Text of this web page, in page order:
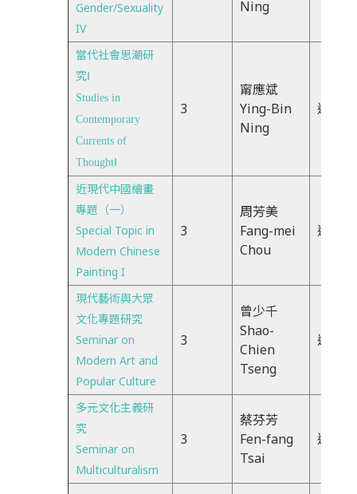
Gender/Sexuality
IV
Ning
當代社會思潮研
究
Studies in
Contemporary
Currents of
Thought
3
甯應斌
Ying-Bin
Ning
週四
近現代中國繪畫
專題（一）
Special Topic in
Modern Chinese
Painting I
3
周芳美
Fang-mei
Chou
週四
現代藝術與大眾
文化專題研究
Seminar on
Modern Art and
Popular Culture
3
曾少千
Shao-
Chien
Tseng
週三
多元文化主義研
究
Seminar on
Multiculturalism
3
蔡芬芳
Fen-fang
Tsai
週二